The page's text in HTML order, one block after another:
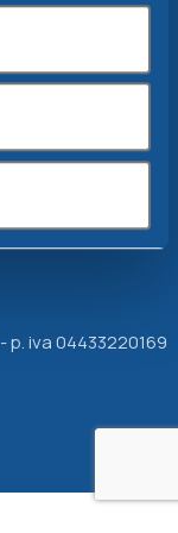
p. iva 04433220169